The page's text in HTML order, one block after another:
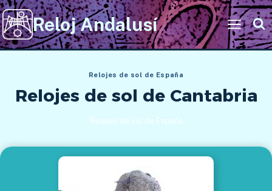
Saltar
al
contenido
Reloj Andalusí
Relojes de sol de España
Relojes de sol de Cantabria
Relojes de sol de España